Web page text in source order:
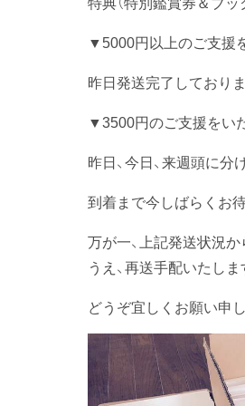
▼5000円以上のご支援
昨日発送完了しており
▼3500円のご支援をい
昨日、今日、来週頭に
到着まで今しばらくお
万が一、上記発送状況
うえ、再送手配いたしま
どうぞ宜しくお願い申